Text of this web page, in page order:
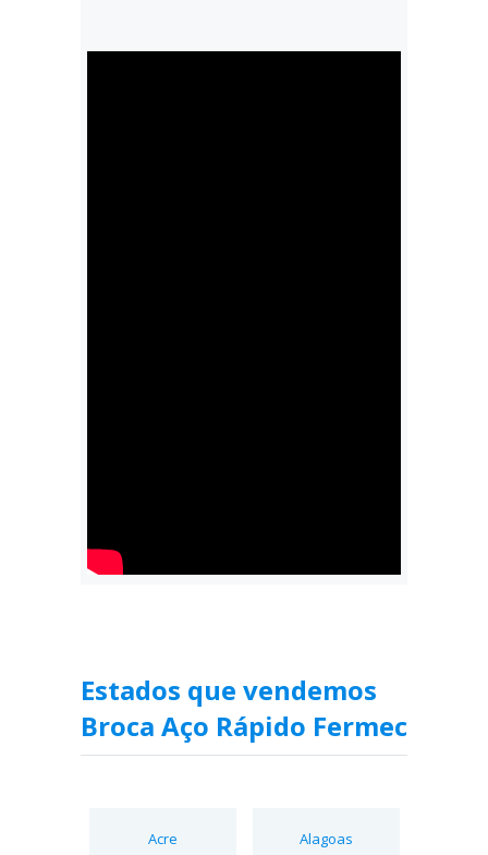
Estados que vendemos
Broca Aço Rápido Fermec
Acre Alagoas